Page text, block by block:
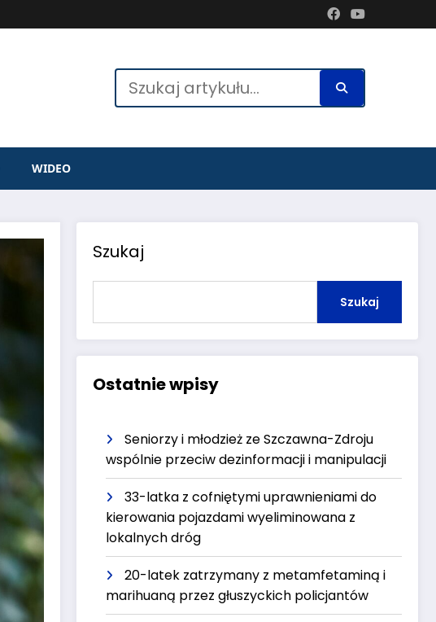
WIDEO
Szukaj
Szukaj
Ostatnie wpisy
Seniorzy i młodzież ze Szczawna-Zdroju
wspólnie przeciw dezinformacji i manipulacji
33-latka z cofniętymi uprawnieniami do
kierowania pojazdami wyeliminowana z
lokalnych dróg
20-latek zatrzymany z metamfetaminą i
marihuaną przez głuszyckich policjantów